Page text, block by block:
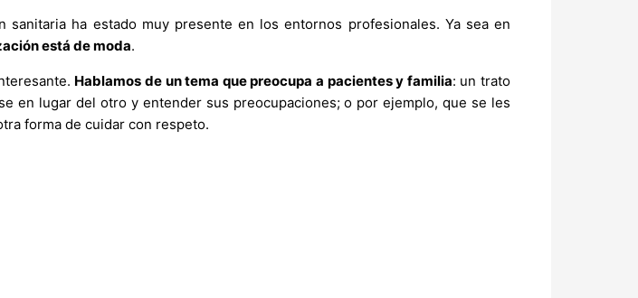
ha estado muy presente en los entornos profesionales. Ya sea en
está de moda.
Hablamos de un tema que preocupa a pacientes y familia: un trato
en lugar del otro y entender sus preocupaciones; o por ejemplo, que se les
forma de cuidar con respeto.